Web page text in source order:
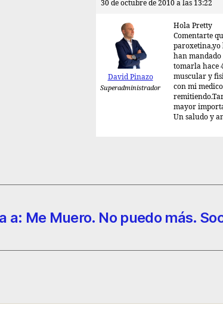
30 de octubre de 2010 a las 13:22
David Pinazo
Superadministrador
Hola Pretty
Comentarte
paroxetina,yo
han mandado
tomarla hace
muscular y
con mi
mayor
Un saludo y
a: Me Muero. No puedo más.